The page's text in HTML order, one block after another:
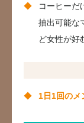
コーヒーだ
抽出可能な
ど女性が好
1日1回のメ